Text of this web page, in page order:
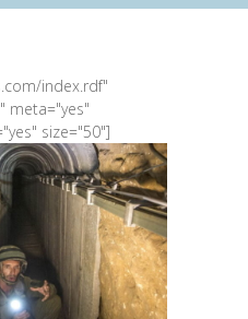
index.rdf"
meta="yes"
size="50"]